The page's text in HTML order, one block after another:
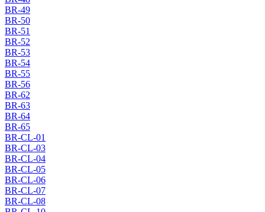
BR-49
BR-50
BR-51
BR-52
BR-53
BR-54
BR-55
BR-56
BR-62
BR-63
BR-64
BR-65
BR-CL-01
BR-CL-03
BR-CL-04
BR-CL-05
BR-CL-06
BR-CL-07
BR-CL-08